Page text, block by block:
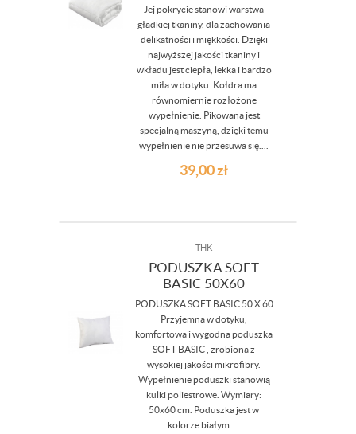
Jej pokrycie stanowi warstwa
gładkiej tkaniny, dla zachowania
delikatności i miękkości. Dzięki
najwyższej jakości tkaniny i
wkładu jest ciepła, lekka i bardzo
miła w dotyku. Kołdra ma
równomiernie rozłożone
wypełnienie. Pikowana jest
specjalną maszyną, dzięki temu
wypełnienie nie przesuwa się....
39,00zł
THK
PODUSZKA SOFT
BASIC 50X60
PODUSZKA SOFT BASIC 50 X 60
Przyjemna w dotyku,
komfortowa i wygodna poduszka
SOFT BASIC , zrobiona z
wysokiej jakości mikrofibry.
Wypełnienie poduszki stanowią
kulki poliestrowe. Wymiary:
50x60 cm. Poduszka jest w
kolorze białym. ...